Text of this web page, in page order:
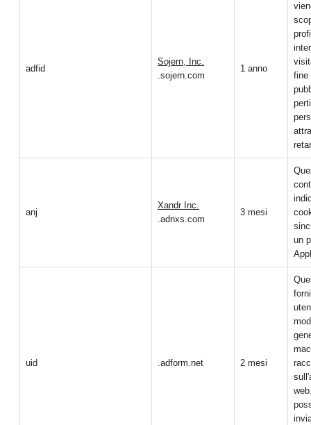
adfid
Sojern, Inc.
.sojern.com
1 anno
fine
anj
Xandr Inc.
.adnxs.com
3 mesi
un
uid .adform.net 2 mesi